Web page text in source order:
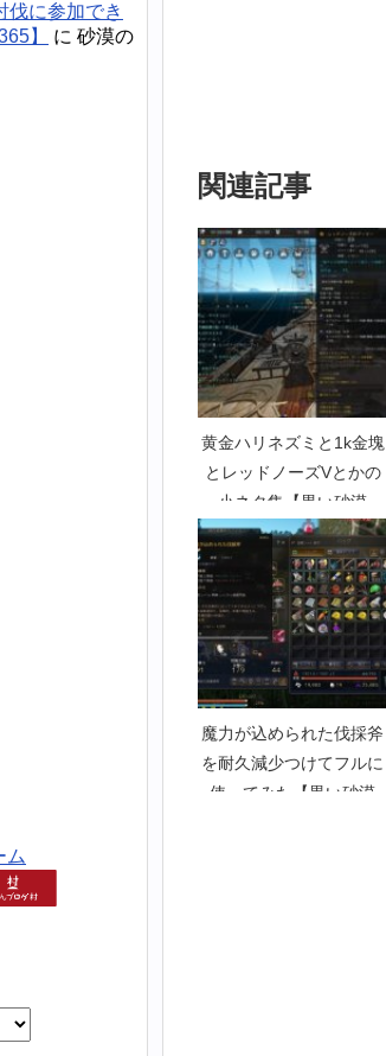
関連記事
黄金ハリネズミと1k金塊
とレッドノーズVとかの
小ネタ集【黒い砂漠
Part2136】
魔力が込められた伐採斧
を耐久減少つけてフルに
使ってみた【黒い砂漠
伐に参加でき
】
に 砂漠の
ム